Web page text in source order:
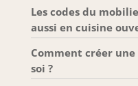
Les codes du
aussi en cuisine
Comment créer
soi ?